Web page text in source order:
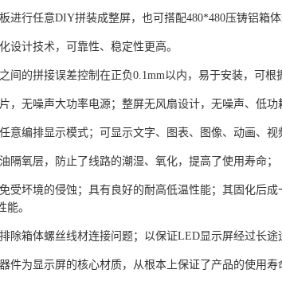
行任意DIY拼装成整屏，也可搭配480*480压铸铝箱体
计技术，可靠性、稳定性更高。
的拼接误差控制在正负0.1mm以内，易于安装，可根
，无噪声大功率电源；整屏无风扇设计，无噪声、低
编排显示模式；可显示文字、图表、图像、动画、视
氧层，防止了线路的潮湿、氧化，提高了使用寿命；
坏境的侵蚀；具有良好的耐高低温性能；其固化后成
。
箱体螺丝线材连接问题；以保证LED显示屏经过长途
为显示屏的核心材质，从根本上保证了产品的使用寿